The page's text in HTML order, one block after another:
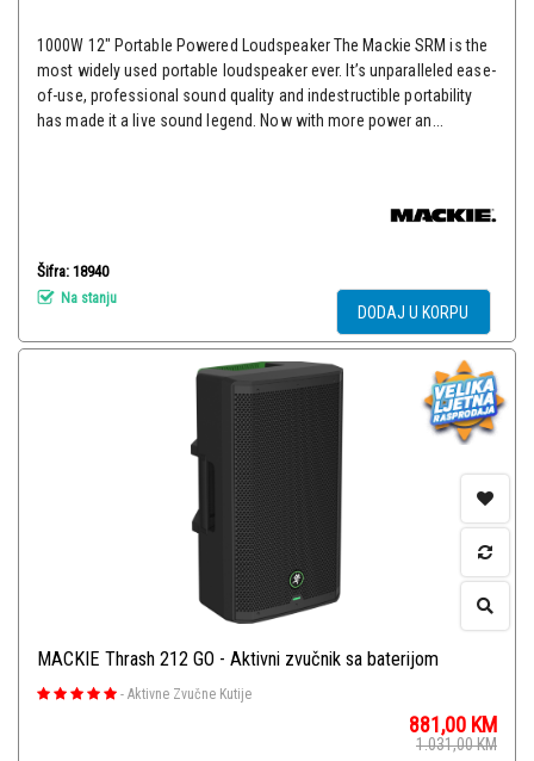
1000W 12" Portable Powered Loudspeaker The Mackie SRM is the
most widely used portable loudspeaker ever. It’s unparalleled ease-
of-use, professional sound quality and indestructible portability
has made it a live sound legend. Now with more power an...
Šifra: 18940
Na stanju
DODAJ U KORPU
MACKIE Thrash 212 GO - Aktivni zvučnik sa baterijom
- Aktivne Zvučne Kutije
881,00 KM
1.031,00KM